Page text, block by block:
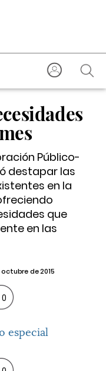
Público-
destapar las
en la
que
en las
de 2015
0
especial